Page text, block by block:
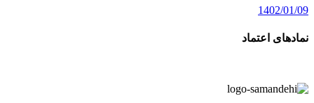
1402/01/09
نمادهای اعتماد